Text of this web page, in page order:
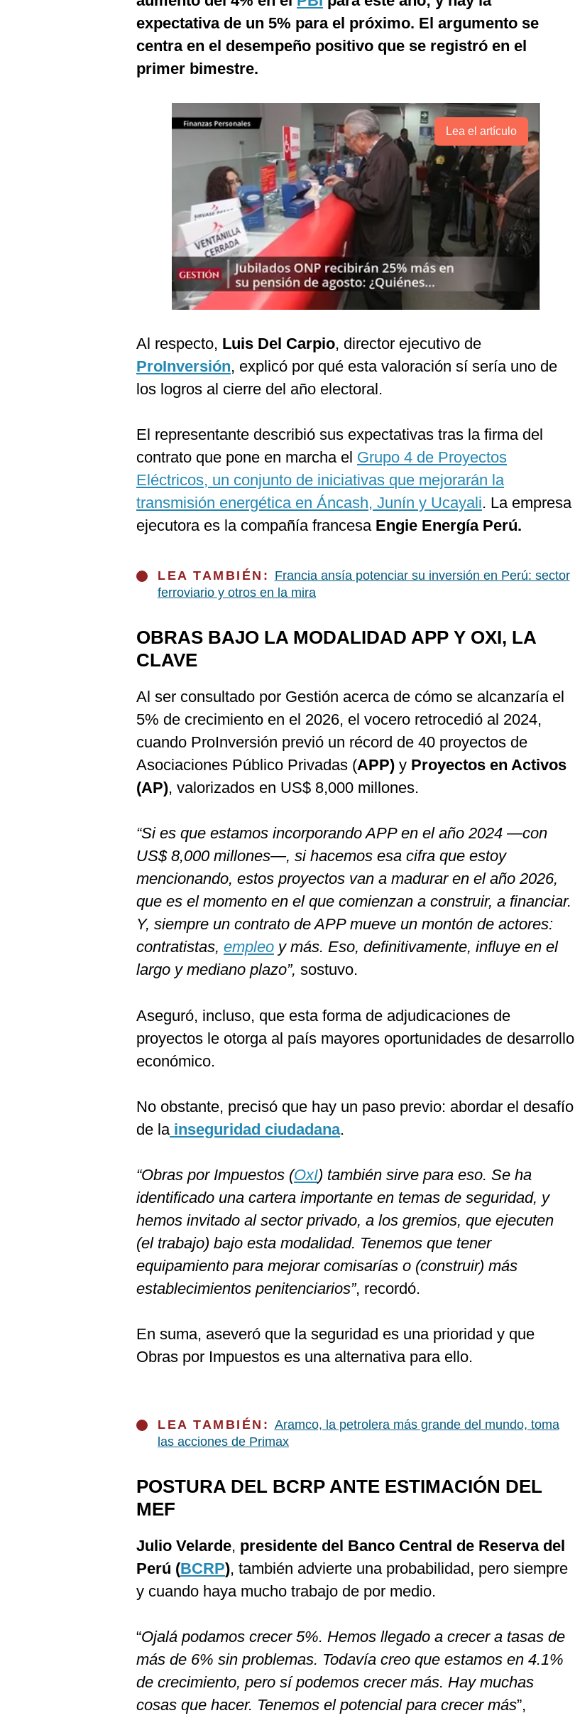
expectativa de un 5% para el próximo. El argumento se
centra en el desempeño positivo que se registró en el
primer bimestre.
Lea el artículo
Al respecto, Luis Del Carpio, director ejecutivo de
ProInversión, explicó por qué esta valoración sí sería uno de
los logros al cierre del año electoral.
El representante describió sus expectativas tras la firma del
contrato que pone en marcha el Grupo 4 de Proyectos
Eléctricos, un conjunto de iniciativas que mejorarán la
transmisión energética en Áncash, Junín y Ucayali. La empresa
ejecutora es la compañía francesa Engie Energía Perú.
LEA TAMBIÉN: Francia ansía potenciar su inversión en Perú: sector
ferroviario y otros en la mira
OBRAS BAJO LA MODALIDAD APP Y OXI, LA
CLAVE
Al ser consultado por Gestión acerca de cómo se alcanzaría el
5% de crecimiento en el 2026, el vocero retrocedió al 2024,
cuando ProInversión previó un récord de 40 proyectos de
Asociaciones Público Privadas (APP) y Proyectos en Activos
(AP), valorizados en US$ 8,000 millones.
“Si es que estamos incorporando APP en el año 2024 —con
US$ 8,000 millones—, si hacemos esa cifra que estoy
mencionando, estos proyectos van a madurar en el año 2026,
que es el momento en el que comienzan a construir, a financiar.
Y, siempre un contrato de APP mueve un montón de actores:
contratistas, empleo y más. Eso, definitivamente, influye en el
largo y mediano plazo”, sostuvo.
Aseguró, incluso, que esta forma de adjudicaciones de
proyectos le otorga al país mayores oportunidades de desarrollo
económico.
No obstante, precisó que hay un paso previo: abordar el desafío
de lainseguridad ciudadana.
“Obras por Impuestos (OxI) también sirve para eso. Se ha
identificado una cartera importante en temas de seguridad, y
hemos invitado al sector privado, a los gremios, que ejecuten
(el trabajo) bajo esta modalidad. Tenemos que tener
equipamiento para mejorar comisarías o (construir) más
establecimientos penitenciarios”, recordó.
En suma, aseveró que la seguridad es una prioridad y que
Obras por Impuestos es una alternativa para ello.
LEA TAMBIÉN: Aramco, la petrolera más grande del mundo, toma
las acciones de Primax
POSTURA DEL BCRP ANTE ESTIMACIÓN DEL
MEF
Julio Velarde, presidente del Banco Central de Reserva del
Perú (BCRP), también advierte una probabilidad, pero siempre
y cuando haya mucho trabajo de por medio.
“Ojalá podamos crecer 5%. Hemos llegado a crecer a tasas de
más de 6% sin problemas. Todavía creo que estamos en 4.1%
de crecimiento, pero sí podemos crecer más. Hay muchas
cosas que hacer. Tenemos el potencial para crecer más”,